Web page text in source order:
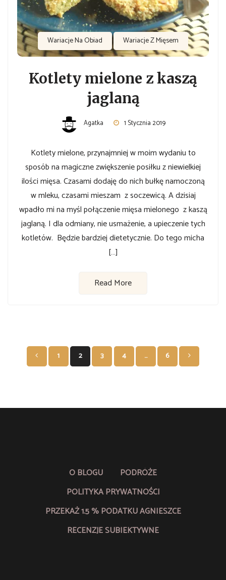
Wariacje Na Obiad Wariacje Z Mięsem
Kotlety mielone z kaszą
jaglaną
Agatka 1 Stycznia 2019
Kotlety mielone, przynajmniej w moim wydaniu to
sposób na magiczne zwiększenie posiłku z niewielkiej
ilości mięsa. Czasami dodaję do nich bułkę namoczoną
w mleku, czasami mieszam z soczewicą. A dzisiaj
wpadło mi na myśl połączenie mięsa mielonego z kaszą
jaglaną. I dla odmiany, nie usmażenie, a upieczenie tych
kotletów. Będzie bardziej dietetycznie. Do tego micha
[…]
Read More
Nawigacja
po
1 2 3 4 … 6
O BLOGU
PODRÓŻE
POLITYKA PRYWATNOŚCI
PRZEKAŻ 1.5 % PODATKU AGNIESZCE
RECENZJE SUBIEKTYWNE